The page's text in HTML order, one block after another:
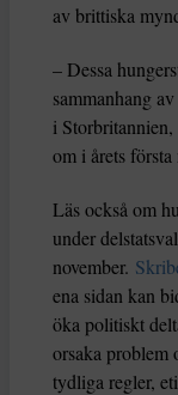
av brittiska
– Dessa
sammanhang
i Storbritannien,
om i årets första
Läs också om
under
november.
ena sidan kan
öka politiskt
orsaka problem
tydliga regler,